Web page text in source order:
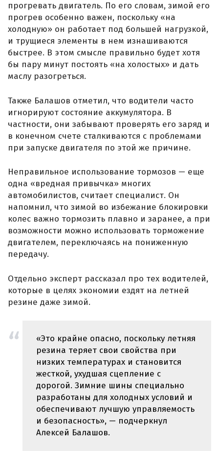
прогревать двигатель. По его словам, зимой его
прогрев особенно важен, поскольку «на
холодную» он работает под большей нагрузкой,
и трущиеся элементы в нем изнашиваются
быстрее. В этом смысле правильно будет хотя
бы пару минут постоять «на холостых» и дать
маслу разогреться.
Также Балашов отметил, что водители часто
игнорируют состояние аккумулятора. В
частности, они забывают проверять его заряд и
в конечном счете сталкиваются с проблемами
при запуске двигателя по этой же причине.
Неправильное использование тормозов — еще
одна «вредная привычка» многих
автомобилистов, считает специалист. Он
напомнил, что зимой во избежание блокировки
колес важно тормозить плавно и заранее, а при
возможности можно использовать торможение
двигателем, переключаясь на пониженную
передачу.
Отдельно эксперт рассказал про тех водителей,
которые в целях экономии ездят на летней
резине даже зимой.
«Это крайне опасно, поскольку летняя
резина теряет свои свойства при
низких температурах и становится
жесткой, ухудшая сцепление с
дорогой. Зимние шины специально
разработаны для холодных условий и
обеспечивают лучшую управляемость
и безопасность», — подчеркнул
Алексей Балашов.